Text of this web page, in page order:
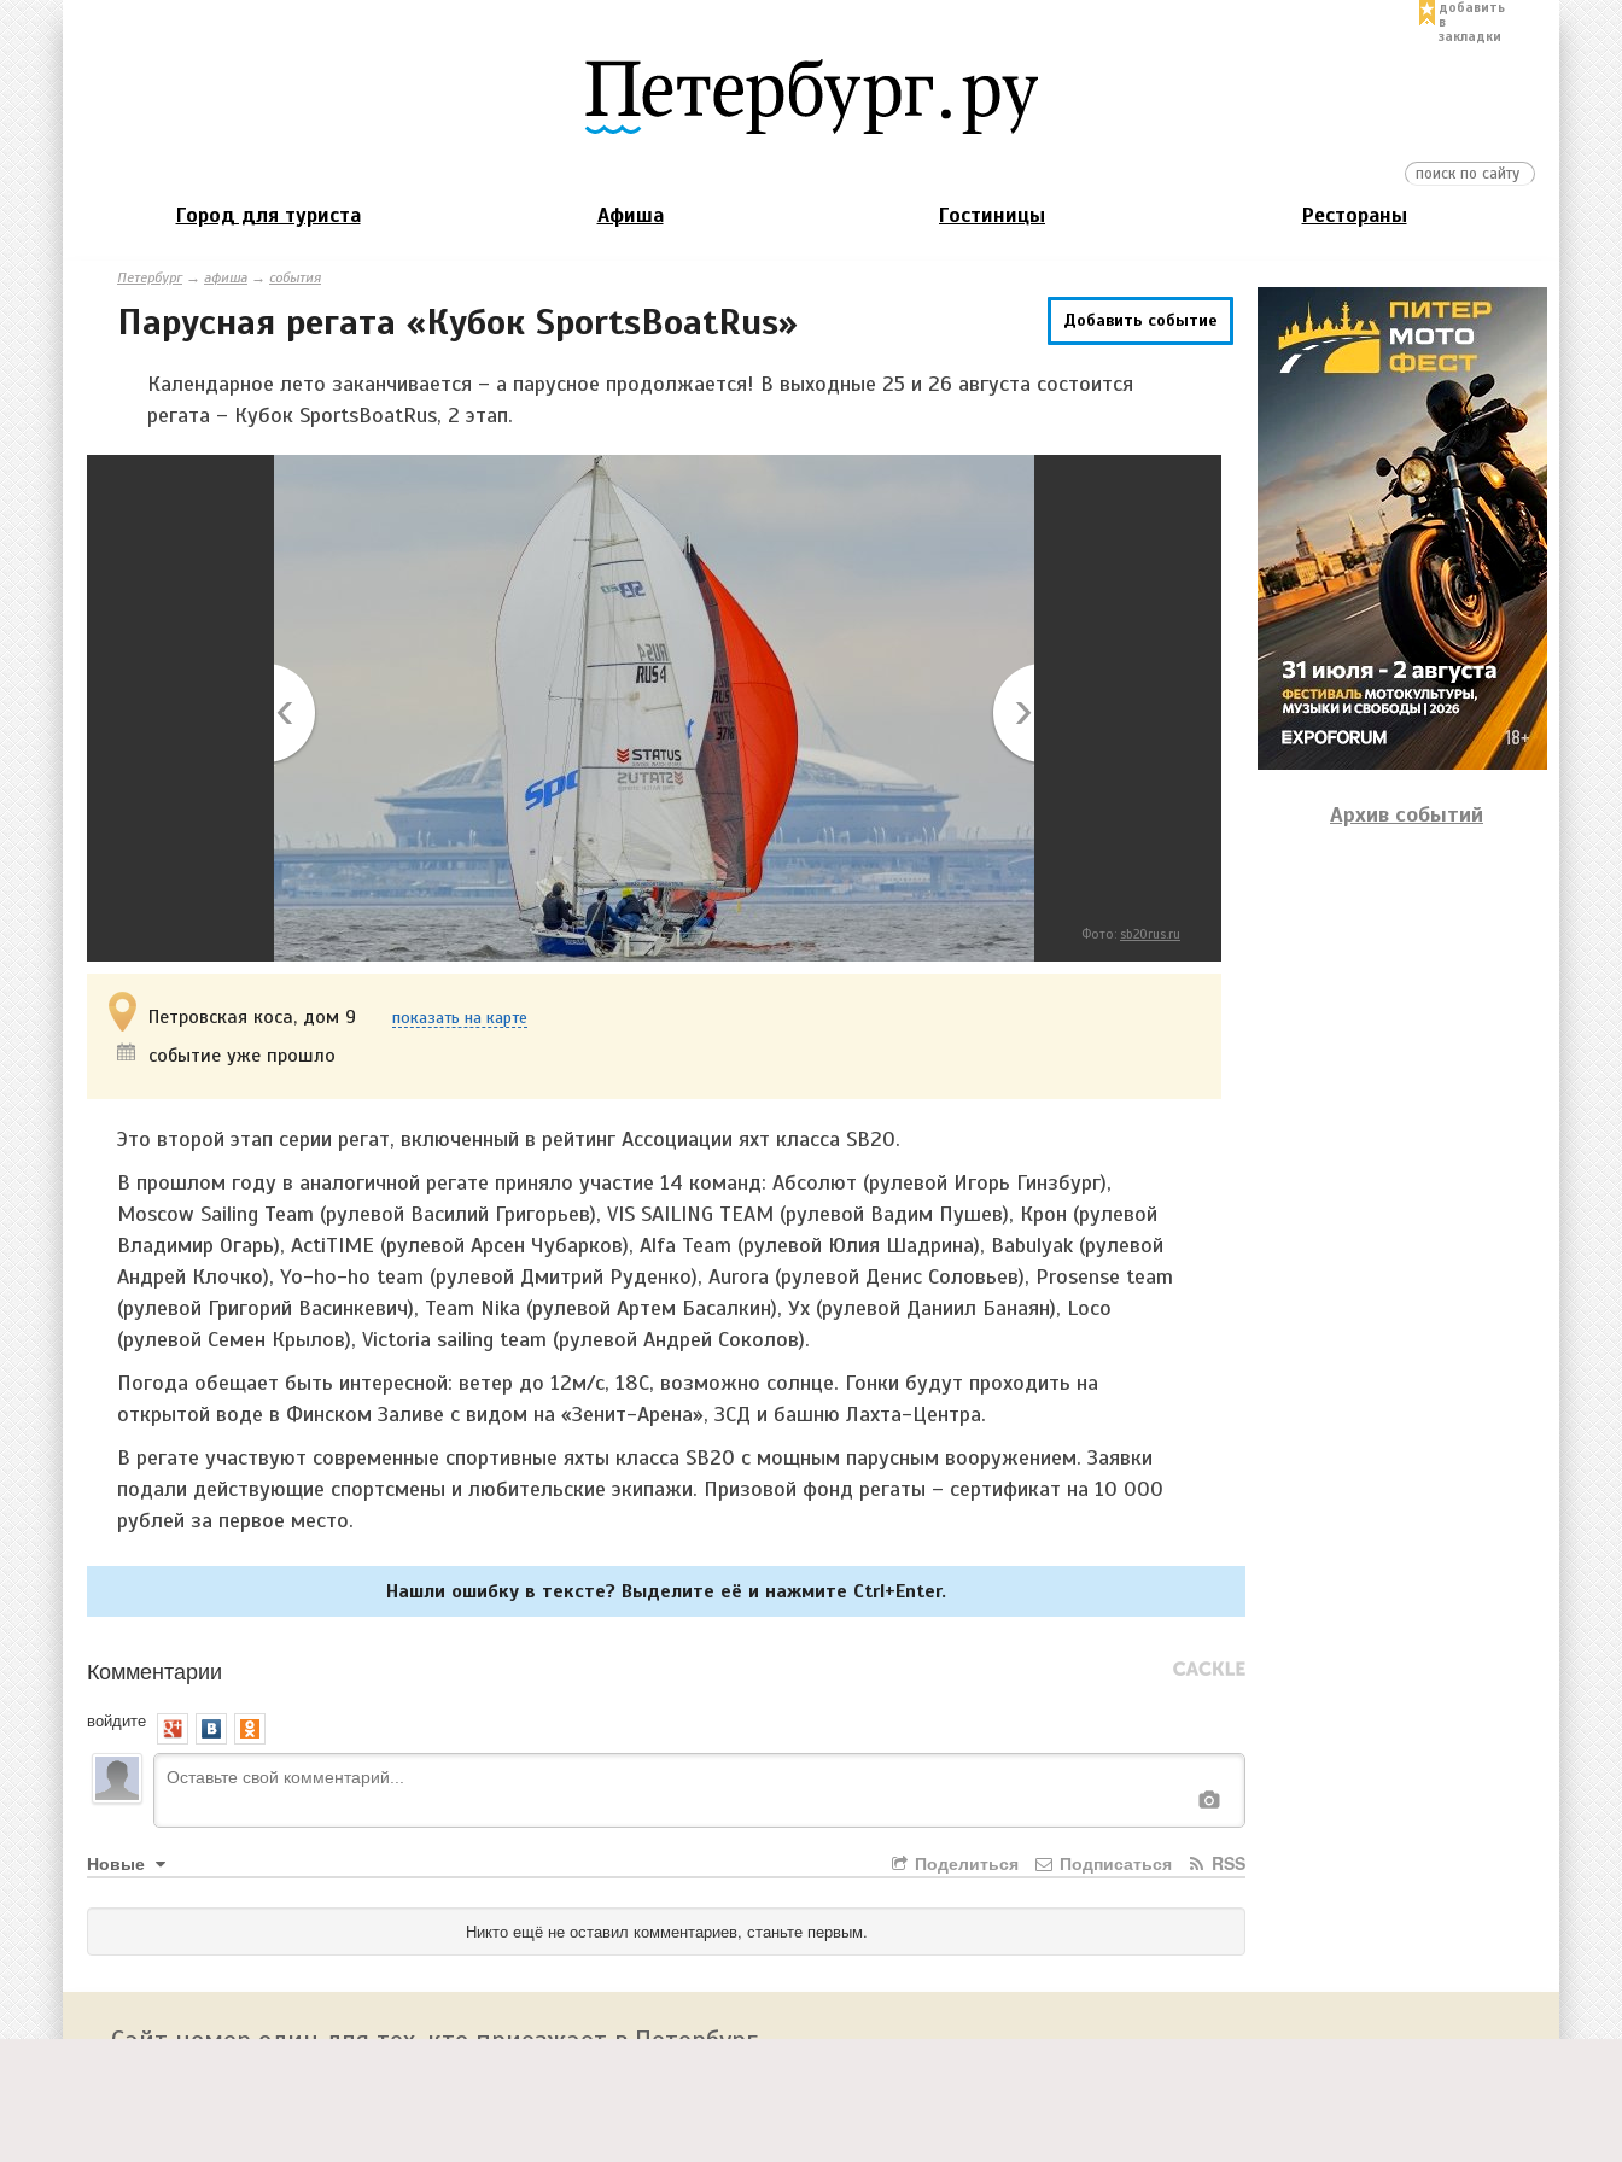
добавить
в
закладки
Город для туриста Афиша Гостиницы Рестораны
Петербург→ афиша → события
Добавить событие
Парусная регата «Кубок SportsBoatRus»
Календарное лето заканчивается – а парусное продолжается! В выходные 25 и 26 августа состоится
регата – Кубок SportsBoatRus, 2 этап.
Фото: sb20rus.ru
Петровская коса, дом 9 показать на карте
событие уже прошло
Это второй этап серии регат, включенный в рейтинг Ассоциации яхт класса SB20.
В прошлом году в аналогичной регате приняло участие 14 команд: Абсолют (рулевой Игорь Гинзбург),
Moscow Sailing Team (рулевой Василий Григорьев), VIS SAILING TEAM (рулевой Вадим Пушев), Крон (рулевой
Владимир Огарь), АctiTIME (рулевой Арсен Чубарков), Alfa Team (рулевой Юлия Шадрина), Babulyak (рулевой
Андрей Клочко), Yo-ho-ho team (рулевой Дмитрий Руденко), Aurora (рулевой Денис Соловьев), Prosense team
(рулевой Григорий Васинкевич), Team Nika (рулевой Артем Басалкин), Ух (рулевой Даниил Банаян), Loco
(рулевой Семен Крылов), Victoria sailing team (рулевой Андрей Соколов).
Погода обещает быть интересной: ветер до 12м/с, 18С, возможно солнце. Гонки будут проходить на
открытой воде в Финском Заливе с видом на «Зенит-Арена», ЗСД и башню Лахта-Центра.
В регате участвуют современные спортивные яхты класса SB20 с мощным парусным вооружением. Заявки
подали действующие спортсмены и любительские экипажи. Призовой фонд регаты – сертификат на 10 000
рублей за первое место.
Нашли ошибку в тексте? Выделите её и нажмите Ctrl+Enter.
Комментарии
войдите
Новые RSS
Подписаться
Поделиться
Никто ещё не оставил комментариев, станьте первым.
Архив событий
Сайт номер один для тех, кто приезжает в Петербург